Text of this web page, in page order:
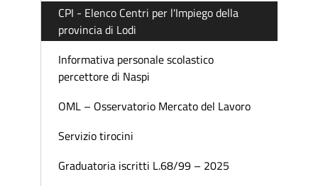
CPI - Elenco Centri per l'Impiego della
provincia di Lodi
Informativa personale scolastico
percettore di Naspi
OML – Osservatorio Mercato del Lavoro
Servizio tirocini
Graduatoria iscritti L.68/99 – 2025